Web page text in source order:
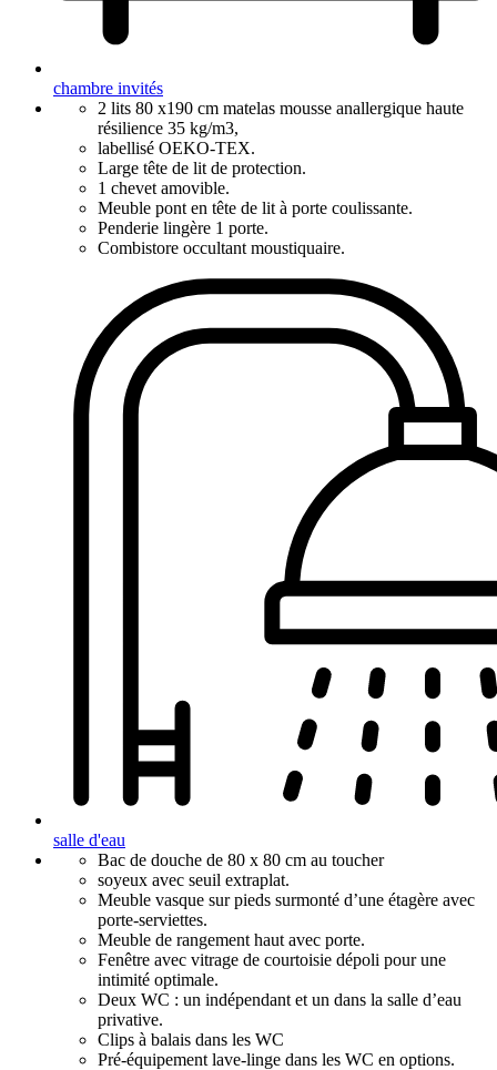
chambre invités
2 lits 80 x190 cm matelas mousse anallergique haute
résilience 35 kg/m3,
labellisé OEKO-TEX.
Large tête de lit de protection.
1 chevet amovible.
Meuble pont en tête de lit à porte coulissante.
Penderie lingère 1 porte.
Combistore occultant moustiquaire.
salle d'eau
Bac de douche de 80 x 80 cm au toucher
soyeux avec seuil extraplat.
Meuble vasque sur pieds surmonté d’une étagère avec
porte-serviettes.
Meuble de rangement haut avec porte.
Fenêtre avec vitrage de courtoisie dépoli pour une
intimité optimale.
Deux WC : un indépendant et un dans la salle d’eau
privative.
Clips à balais dans les WC
Pré-équipement lave-linge dans les WC en options.